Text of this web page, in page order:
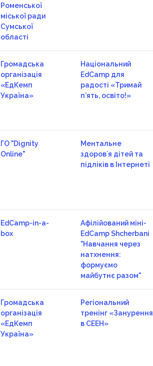
Роменської
міської ради
Сумської
області
Громадська
організація
«ЕдКемп
Україна»
Національний
EdCamp для
радості «Тримай
п’ять, освіто!»
ГО "Dignity
Online"
Ментальне
здоровʼя дітей та
підліків в Інтернеті
EdCamp-in-a-
box
Афілійований міні-
EdCamp Shcherbani
"Навчання через
натхнення:
формуємо
майбутнє разом"
Громадська
організація
«ЕдКемп
Україна»
Регіональний
тренінг «Занурення
в СЕЕН»